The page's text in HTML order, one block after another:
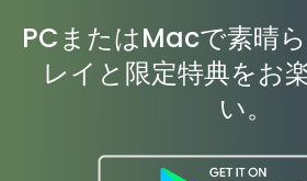
PCまたはMacで素晴
レイと限定特典をお
い。